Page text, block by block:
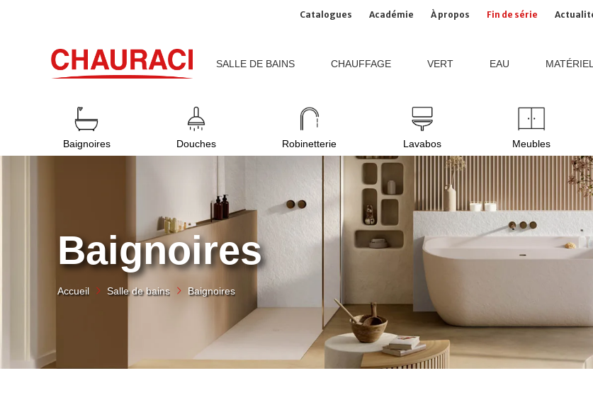
Catalogues Académie À propos Fin de série
SALLE DE BAINS CHAUFFAGE VERT EAU
Baignoires Douches Robinetterie Lavabos Meubles
Baignoires
Accueil Salle de bains Baignoires